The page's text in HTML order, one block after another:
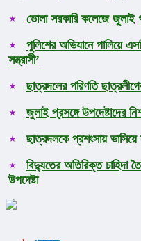
ভোলা সরকারি কলেজে
পুলিশের অভিযানে পালিয়ে
সন্ত্রাসী’
ছাত্রদলের পরিণতি
জুলাই প্রসঙ্গে উপদেষ্টাদের
ছাত্রদলকে প্রশংসায়
বিদ্যুতের অতিরিক্ত চাহিদা
উপদেষ্টা